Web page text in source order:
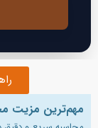
مهم‌ترین مزیت